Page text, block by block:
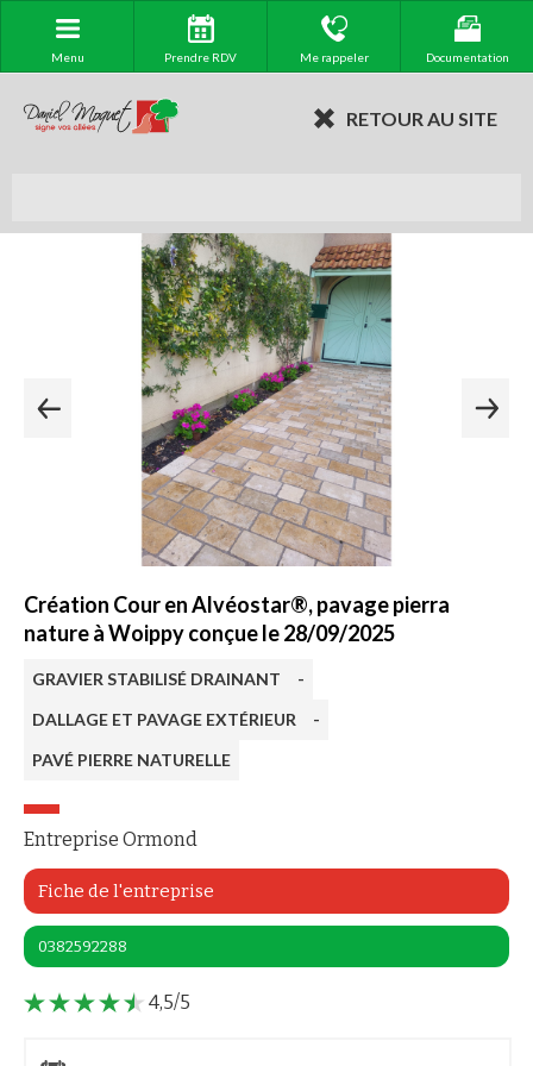
Menu Prendre RDV Me rappeler Documentation
RETOUR AU SITE
Création Cour en Alvéostar®, pavage pierra
nature à Woippy conçue le 28/09/2025
GRAVIER STABILISÉ DRAINANT
-
DALLAGE ET PAVAGE EXTÉRIEUR
-
PAVÉ PIERRE NATURELLE
Entreprise Ormond
Fiche de l'entreprise
0382592288
4,5/5